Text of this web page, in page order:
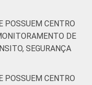
87
POSSUEM CENTRO
DE
SEGURANÇA
POSSUEM CENTRO